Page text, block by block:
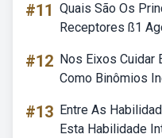
#11 Quais São Os
Receptores ß1
#12 Nos Eixos Cuidar
Como Binômios
#13 Entre As
Esta Habilidade